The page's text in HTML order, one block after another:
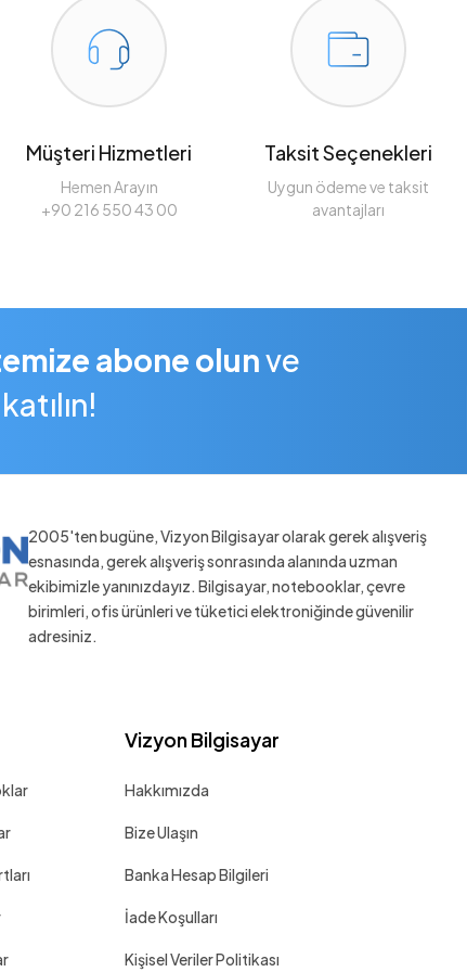
Müşteri Hizmetleri
Hemen Arayın
+90 216 550 43 00
Taksit Seçenekleri
Uygun ödeme ve taksit
avantajları
abone olunve
2005'ten bugüne, Vizyon Bilgisayar olarak gerek alışveriş
esnasında, gerek alışveriş sonrasında alanında uzman
ekibimizle yanınızdayız. Bilgisayar, notebooklar, çevre
birimleri, ofis ürünleri ve tüketici elektroniğinde güvenilir
adresiniz.
Vizyon Bilgisayar
Hakkımızda
Bize Ulaşın
Banka Hesap Bilgileri
İade Koşulları
Kişisel Veriler Politikası